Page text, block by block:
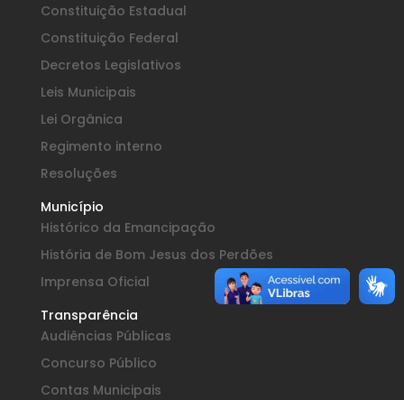
Constituição Estadual
Constituição Federal
Decretos Legislativos
Leis Municipais
Lei Orgânica
Regimento interno
Resoluções
Município
Histórico da Emancipação
História de Bom Jesus dos Perdões
Imprensa Oficial
Transparência
Audiências Públicas
Concurso Público
Contas Municipais